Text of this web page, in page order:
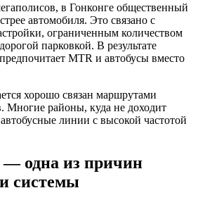
в Гонконге общественный
автомобиля. Это связано с
ограниченным количеством
парковкой. В результате
MTR и автобусы вместо
хорошо связан маршрутами
Многие районы, куда не доходит
линии с высокой частотой
— одна из причин
системы